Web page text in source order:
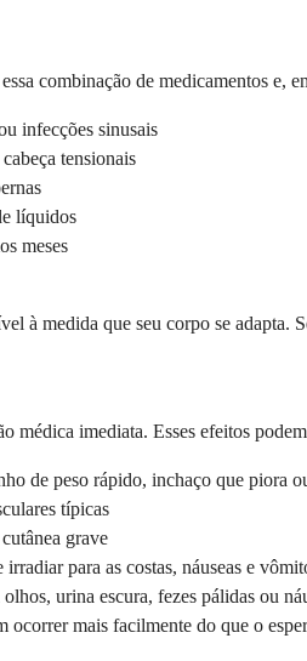
combinação de medicamentos
infecções sinusais
tensionais
líquidos
meses
à medida que seu corpo se
médica imediata. Esses efeitos
de peso rápido, inchaço que piora
típicas
grave
para as costas, náuseas e
urina escura, fezes pálidas ou
ocorrer mais facilmente do que o